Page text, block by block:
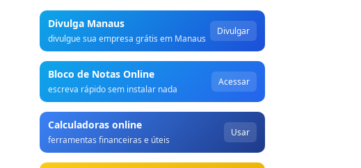
Divulga Manaus
divulgue sua empresa grátis em Manaus
Divulgar
Bloco de Notas Online
escreva rápido sem instalar nada
Acessar
Calculadoras online
ferramentas financeiras e úteis
Usar